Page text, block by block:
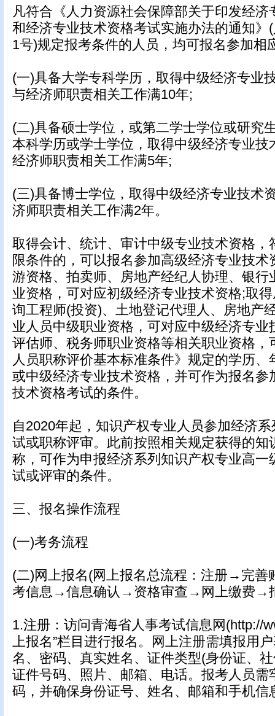
凡符合《人力资源社会保障部关于印发经济
和经济专业技术资格考试实施办法的通知》
1号)规定报考条件的人员，均可报名参加相
(一)具备大学专科学历，取得中级经济专业
与经济师职责相关工作满10年;
(二)具备硕士学位，或第二学士学位或研究
本科学历或学士学位，取得中级经济专业技
经济师职责相关工作满5年;
(三)具备博士学位，取得中级经济专业技术
济师职责相关工作满2年。
取得会计、统计、审计中级专业技术资格，
限条件的，可以报名参加高级经济专业技术
游资格、拍卖师、房地产经纪人协理、银行
业资格，可对应初级经济专业技术资格;取
询工程师(投资)、土地登记代理人、房地产
业人员中级职业资格，可对应中级经济专业
评估师、税务师职业资格等相关职业资格，
人员职称评价基本标准条件》规定的学历、
或中级经济专业技术资格，并可作为报名参
技术资格考试的条件。
自2020年起，知识产权专业人员参加经济
试或职称评审。此前按照相关规定获得的知
称，可作为申报经济系列知识产权专业高一
试或评审的条件。
三、报名操作流程
(一)考务流程
(二)网上报名(网上报名总流程：注册→完
考信息→信息确认→资格审查→网上缴费→
1.注册：访问青海省人事考试信息网(http://
上报名”栏目进行报名。网上注册需填报用
名、密码、真实姓名、证件类型(身份证、
证件号码、照片、邮箱、电话。报考人员需
码，并确保身份证号、姓名、邮箱和手机信